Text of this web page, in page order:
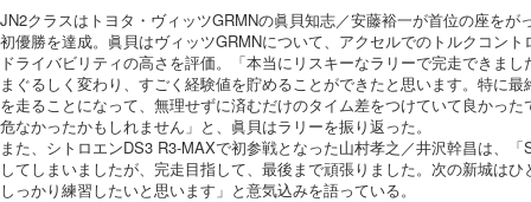
JN2クラスはトヨタ・ヴィッツGRMNの眞貝知志／安藤裕一が首位の座をが
初優勝を達成。眞貝はヴィッツGRMNについて、アクセルでのトルクコン
ドライバビリティの高さを評価。「本当にリスキーなラリーで完走できま
まぐるしく変わり、すごく経験値を貯めることができたと思います。特に
を走ることになって、無理せずに済むだけのタイム差をつけていて良かっ
危なかったかもしれません」と、眞貝はラリーを振り返った。
また、シトロエンDS3 R3-MAXで初参戦となった山村孝之／井沢幹昌は、
してしまいましたが、完走目指して、最後まで頑張りました。次の新城は
しっかり練習したいと思います」と意気込みを語っている。